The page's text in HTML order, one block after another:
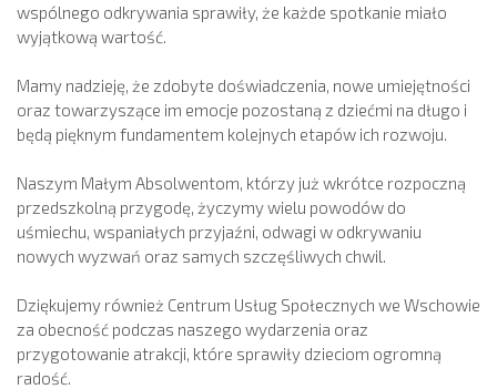
wspólnego odkrywania sprawiły, że każde spotkanie miało
wyjątkową wartość.
Mamy nadzieję, że zdobyte doświadczenia, nowe umiejętności
oraz towarzyszące im emocje pozostaną z dziećmi na długo i
będą pięknym fundamentem kolejnych etapów ich rozwoju.
Naszym Małym Absolwentom, którzy już wkrótce rozpoczną
przedszkolną przygodę, życzymy wielu powodów do
uśmiechu, wspaniałych przyjaźni, odwagi w odkrywaniu
nowych wyzwań oraz samych szczęśliwych chwil.
Dziękujemy również Centrum Usług Społecznych we Wschowie
za obecność podczas naszego wydarzenia oraz
przygotowanie atrakcji, które sprawiły dzieciom ogromną
radość.